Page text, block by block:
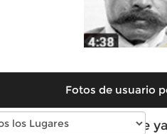
Fotos de usuario
Fotos de